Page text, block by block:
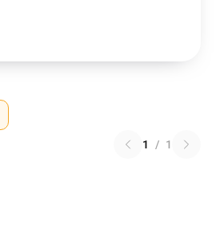
1 / 1